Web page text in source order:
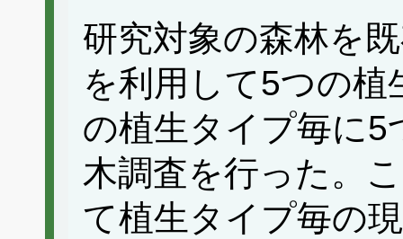
研究対象の森林を
を利用して5つの
の植生タイプ毎に5
木調査を行った。
て植生タイプ毎の